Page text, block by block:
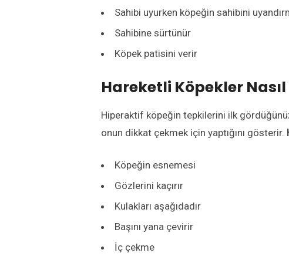
Sahibi uyurken köpeğin sahibini
Sahibine sürtünür
Köpek patisini verir
Hareketli Köpekler
Hiperaktif köpeğin tepkilerini ilk
onun dikkat çekmek için yaptığını gösterir.
Köpeğin esnemesi
Gözlerini kaçırır
Kulakları aşağıdadır
Başını yana çevirir
İç çekme